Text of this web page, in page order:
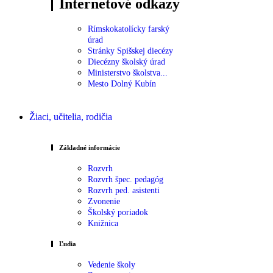
Internetové odkazy
Rímskokatolícky farský
úrad
Stránky Spišskej diecézy
Diecézny školský úrad
Ministerstvo školstva...
Mesto Dolný Kubín
Žiaci, učitelia, rodičia
Základné informácie
Rozvrh
Rozvrh špec. pedagóg
Rozvrh ped. asistenti
Zvonenie
Školský poriadok
Knižnica
Ľudia
Vedenie školy